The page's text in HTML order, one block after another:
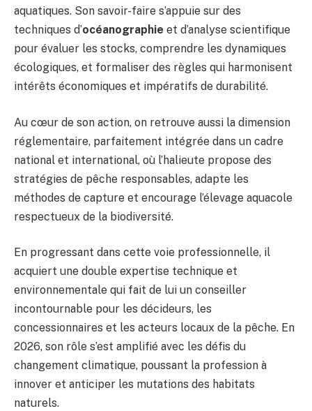
aquatiques. Son savoir-faire s’appuie sur des
techniques d’océanographie et d’analyse scientifique
pour évaluer les stocks, comprendre les dynamiques
écologiques, et formaliser des règles qui harmonisent
intérêts économiques et impératifs de durabilité.
Au cœur de son action, on retrouve aussi la dimension
réglementaire, parfaitement intégrée dans un cadre
national et international, où l’halieute propose des
stratégies de pêche responsables, adapte les
méthodes de capture et encourage l’élevage aquacole
respectueux de la biodiversité.
En progressant dans cette voie professionnelle, il
acquiert une double expertise technique et
environnementale qui fait de lui un conseiller
incontournable pour les décideurs, les
concessionnaires et les acteurs locaux de la pêche. En
2026, son rôle s’est amplifié avec les défis du
changement climatique, poussant la profession à
innover et anticiper les mutations des habitats
naturels.